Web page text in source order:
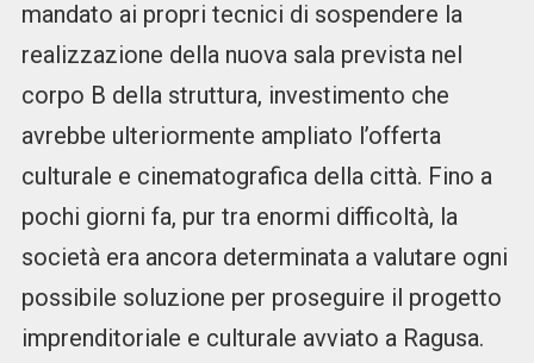
mandato ai propri tecnici di sospendere la
realizzazione della nuova sala prevista nel
corpo B della struttura, investimento che
avrebbe ulteriormente ampliato l’offerta
culturale e cinematografica della città. Fino a
pochi giorni fa, pur tra enormi difficoltà, la
società era ancora determinata a valutare ogni
possibile soluzione per proseguire il progetto
imprenditoriale e culturale avviato a Ragusa.